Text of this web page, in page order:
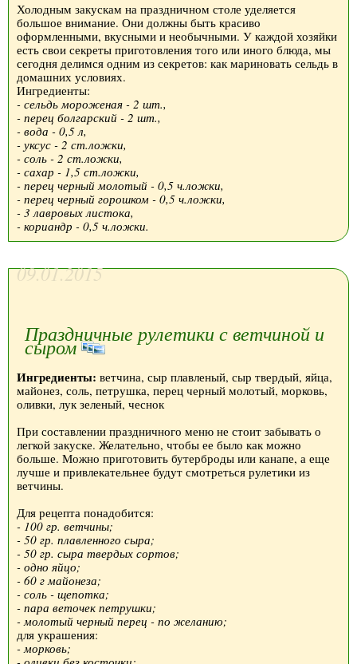
Холодным закускам на праздничном столе уделяется
большое внимание. Они должны быть красиво
оформленными, вкусными и необычными. У каждой хозяйки
есть свои секреты приготовления того или иного блюда, мы
сегодня делимся одним из секретов: как мариновать сельдь в
домашних условиях.
Ингредиенты:
- сельдь мороженая - 2 шт.,
- перец болгарский - 2 шт.,
- вода - 0,5 л,
- уксус - 2 ст.ложки,
- соль - 2 ст.ложки,
- сахар - 1,5 ст.ложки,
- перец черный молотый - 0,5 ч.ложки,
- перец черный горошком - 0,5 ч.ложки,
- 3 лавровых листока,
- кориандр - 0,5 ч.ложки.
09.01.2015
Праздничные рулетики с ветчиной и
сыром
Ингредиенты: ветчина, сыр плавленый, сыр твердый, яйца,
майонез, соль, петрушка, перец черный молотый, морковь,
оливки, лук зеленый, чеснок
При составлении праздничного меню не стоит забывать о
легкой закуске. Желательно, чтобы ее было как можно
больше. Можно приготовить бутерброды или канапе, а еще
лучше и привлекательнее будут смотреться рулетики из
ветчины.
Для рецепта понадобится:
- 100 гр. ветчины;
- 50 гр. плавленного сыра;
- 50 гр. сыра твердых сортов;
- одно яйцо;
- 60 г майонеза;
- соль - щепотка;
- пара веточек петрушки;
- молотый черный перец - по желанию;
для украшения:
- морковь;